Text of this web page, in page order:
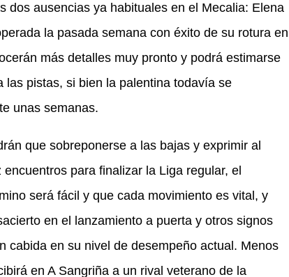
dos ausencias ya habituales en el Mecalia: Elena
la pasada semana con éxito de su rotura en
más detalles muy pronto y podrá estimarse
pistas, si bien la palentina todavía se
unas semanas.
que sobreponerse a las bajas y exprimir al
para finalizar la Liga regular, el
será fácil y que cada movimiento es vital, y
en el lanzamiento a puerta y otros signos
cabida en su nivel de desempeño actual. Menos
en A Sangriña a un rival veterano de la